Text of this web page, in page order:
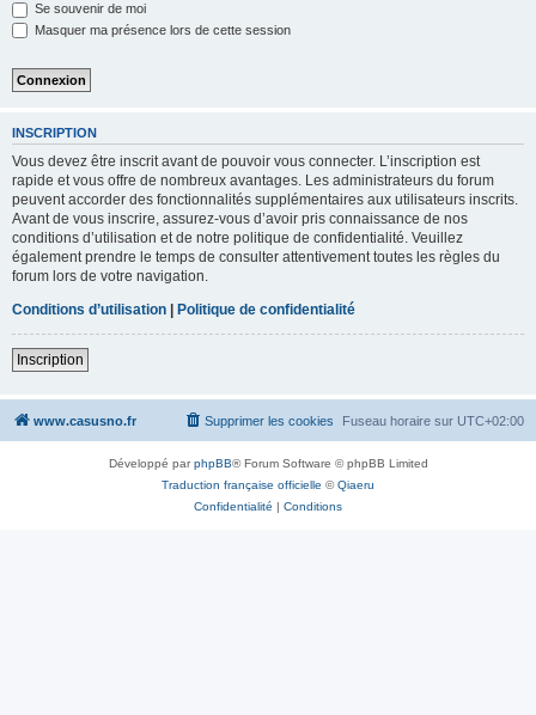
Se souvenir de moi
Masquer ma présence lors de cette session
INSCRIPTION
Vous devez être inscrit avant de pouvoir vous connecter. L’inscription est
rapide et vous offre de nombreux avantages. Les administrateurs du forum
peuvent accorder des fonctionnalités supplémentaires aux utilisateurs inscrits.
Avant de vous inscrire, assurez-vous d’avoir pris connaissance de nos
conditions d’utilisation et de notre politique de confidentialité. Veuillez
également prendre le temps de consulter attentivement toutes les règles du
forum lors de votre navigation.
Conditions d’utilisation | Politique de confidentialité
Inscription
www.casusno.fr Fuseau horaire sur UTC+02:00
Supprimer les cookies
Développé parphpBB® Forum Software © phpBB Limited
Traduction française officielle ©Qiaeru
Confidentialité | Conditions